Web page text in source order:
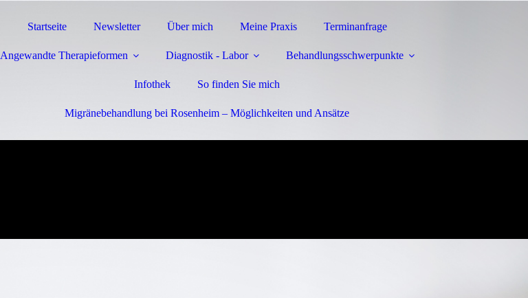
Startseite Newsletter Über mich Meine Praxis Terminanfrage
Angewandte Therapieformen Diagnostik - Labor Behandlungsschwerpunkte
Infothek So finden Sie mich
Migränebehandlung bei Rosenheim – Möglichkeiten und Ansätze